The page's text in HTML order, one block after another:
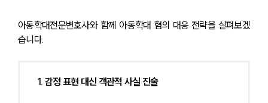
업무사례
아동학대전문변호사와 함께 아동학대 혐의 대응 전략을 살펴보겠
습니다.
1. 감정 표현 대신 객관적 사실 진술